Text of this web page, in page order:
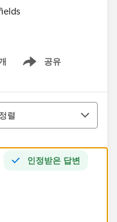
공유
Show menu
렬
인정받은 답변